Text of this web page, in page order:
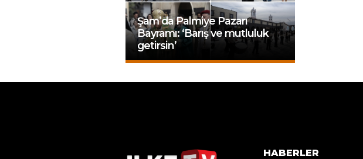
Şam’da Palmiye Pazarı
Bayramı: ‘Barış ve mutluluk
getirsin’
HABERLER